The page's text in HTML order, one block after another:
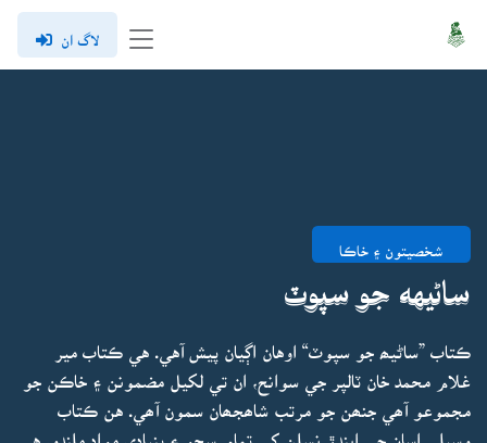
لاگ ان
شخصيتون ۽ خاڪا
ساڻيهه جو سپوٽ
ڪتاب ”ساڻيھ جو سپوٽ“ اوهان اڳيان پيش آهي. هي ڪتاب مير
غلام محمد خان ٽالپر جي سوانح، ان تي لکيل مضمونن ۽ خاڪن جو
مجموعو آھي جنھن جو مرتب شاھجھان سمون آھي. هن ڪتاب
وسيلي اسان جي ايندڙ نسلن کي تمام سچو ۽ بنيادي مواد ملندو. هي